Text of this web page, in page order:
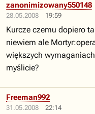
28.05.2008 19:59
zanonimizowany550148
Kurcze czemu dopiero
niewiem ale
większych
myślicie?
31.05.2008 22:14
Freeman992